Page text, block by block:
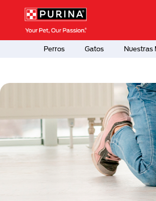
Pasar al contenido principal
Menú Secundario Purina
Menú Principal Purina
Perros Gatos Nuestras